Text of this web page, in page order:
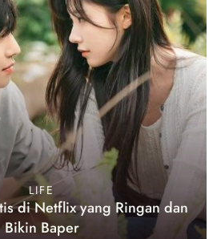
LIFE
di Netflix yang Ringan dan
Bikin Baper